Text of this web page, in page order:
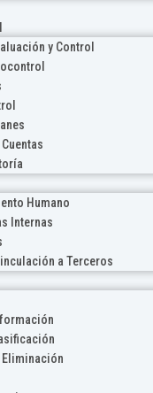
y Control
Humano
Internas
a Terceros
Eliminación